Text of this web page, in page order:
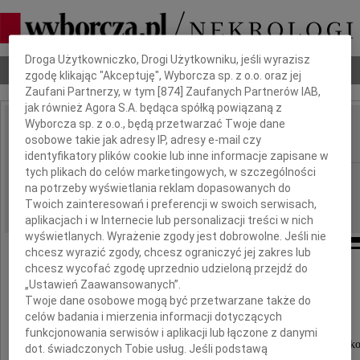
Nekrologi Odeszli Poradnik pogrzebowy
IMIĘ I NAZWISKO: Danuta Gocałek
REGION: Poznań
DATA EMISJI: 20.11.2009
Naszym wieloletnim Przyjaciołom
Rodzinie Gocałek
najszczersze wyrazy współczucia z powodu śmierci
Dbamy o Twoją prywatność
Droga Użytkowniczko, Drogi Użytkowniku, jeśli wyrazisz
zgodę klikając "Akceptuję", Wyborcza sp. z o.o. oraz jej
Zaufani Partnerzy, w tym [874 ] Zaufanych Partnerów IAB,
jak również Agora S.A. będąca spółką powiązaną z
Wyborcza sp. z o.o., będą przetwarzać Twoje dane
osobowe takie jak adresy IP, adresy e-mail czy
identyfikatory plików cookie lub inne informacje zapisane w
tych plikach do celów marketingowych, w szczególności
na potrzeby wyświetlania reklam dopasowanych do
Twoich zainteresowań i preferencji w swoich serwisach,
aplikacjach i w Internecie lub personalizacji treści w nich
wyświetlanych. Wyrażenie zgody jest dobrowolne. Jeśli nie
chcesz wyrazić zgody, chcesz ograniczyć jej zakres lub
chcesz wycofać zgodę uprzednio udzieloną przejdź do
„Ustawień Zaawansowanych”.
Twoje dane osobowe mogą być przetwarzane także do
celów badania i mierzenia informacji dotyczących
funkcjonowania serwisów i aplikacji lub łączone z danymi
dot. świadczonych Tobie usług. Jeśli podstawą